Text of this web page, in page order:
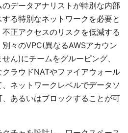
データアナリストが特別な内部
る特別なネットワークを必要と
正アクセスのリスクを低減する
々のVPC(異なるAWSアカウン
ん)にチームをグルーピング、
ラウドNATやファイアウォール
ネットワークレベルでデータソ
あるいはブロックすることが可